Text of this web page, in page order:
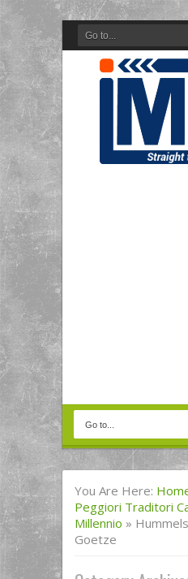
You Are Here:
Peggiori Traditori
Millennio »
Goetze